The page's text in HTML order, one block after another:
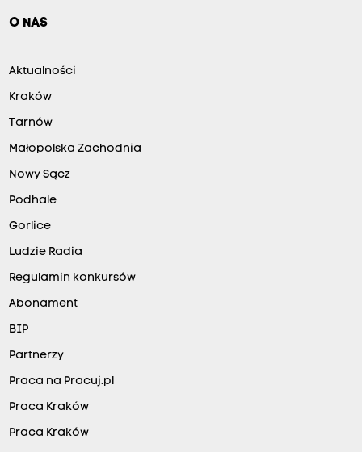
O NAS
Aktualności
Kraków
Tarnów
Małopolska Zachodnia
Nowy Sącz
Podhale
Gorlice
Ludzie Radia
Regulamin konkursów
Abonament
BIP
Partnerzy
Praca na Pracuj.pl
Praca Kraków
Praca Kraków